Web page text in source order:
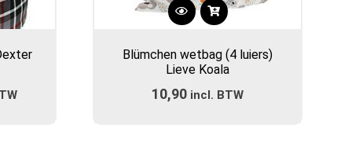
Blümchen wetbag (4 luiers)
Lieve Koala
10,90 incl. BTW